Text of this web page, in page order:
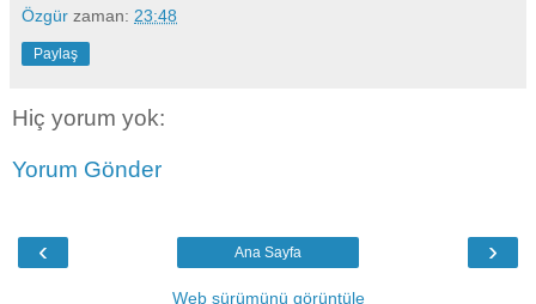
Özgür zaman: 23:48
Paylaş
Hiç yorum yok:
Yorum Gönder
‹ ›
Ana Sayfa
Web sürümünü görüntüle